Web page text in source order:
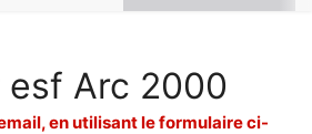
Arc 2000
en utilisant le formulaire ci-